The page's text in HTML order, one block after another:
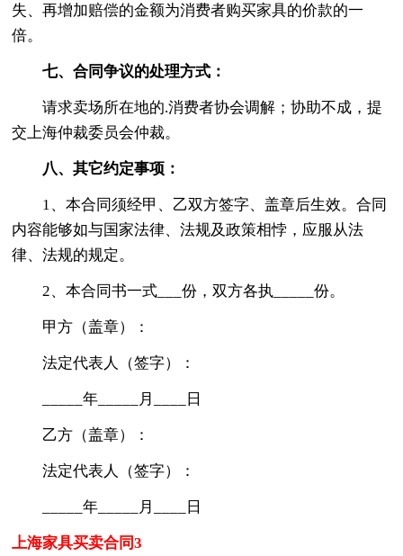
失、再增加赔偿的金额为消费者购买家具的价款的一
倍。
七、合同争议的处理方式：
请求卖场所在地的.消费者协会调解；协助不成，提
交上海仲裁委员会仲裁。
八、其它约定事项：
1、本合同须经甲、乙双方签字、盖章后生效。合同
内容能够如与国家法律、法规及政策相悖，应服从法
律、法规的规定。
2、本合同书一式___份，双方各执_____份。
甲方（盖章）：
法定代表人（签字）：
_____年_____月____日
乙方（盖章）：
法定代表人（签字）：
_____年_____月____日
上海家具买卖合同3